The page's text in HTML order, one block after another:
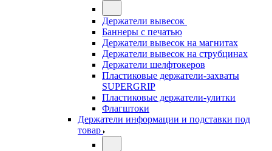
Держатели вывесок
Баннеры с печатью
Держатели вывесок на магнитах
Держатели вывесок на струбцинах
Держатели шелфтокеров
Пластиковые держатели-захваты
SUPERGRIP
Пластиковые держатели-улитки
Флагштоки
Держатели информации и подставки под
товар